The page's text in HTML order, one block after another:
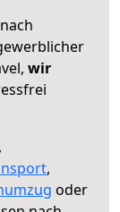
wir
,
,
oder